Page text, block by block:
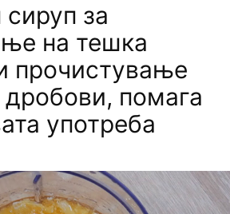
за
на тешка
прочистување
дробови, помага
употреба